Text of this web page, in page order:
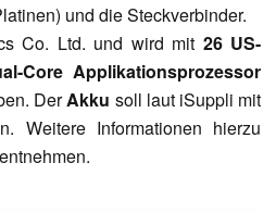
und die Steckverbinder.
Co. Ltd. und wird mit 26 US-
Core Applikationsprozessor
DerAkku soll laut iSuppli mit
Weitere Informationen hierzu